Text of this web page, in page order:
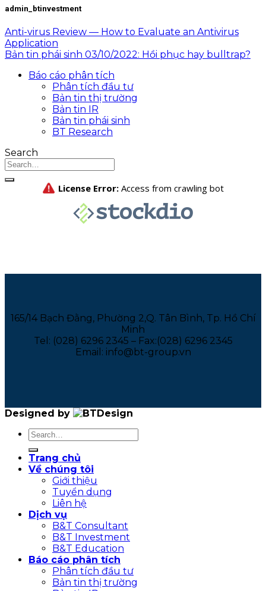
admin_btinvestment
Anti-virus Review — How to Evaluate an Antivirus
Application
Bản tin phái sinh 03/10/2022: Hồi phục hay bulltrap?
Báo cáo phân tích
Phân tích đầu tư
Bản tin thị trường
Bản tin IR
Bản tin phái sinh
BT Research
Search
165/14 Bạch Đằng, Phường 2,Q. Tân Bình, Tp. Hồ Chí
Minh
Tel: (028) 6296 2345 – Fax:(028) 6296 2345
Email: info@bt-group.vn
Designed by
Trang chủ
Về chúng tôi
Giới thiệu
Tuyển dụng
Liên hệ
Dịch vụ
B&T Consultant
B&T Investment
B&T Education
Báo cáo phân tích
Phân tích đầu tư
Bản tin thị trường